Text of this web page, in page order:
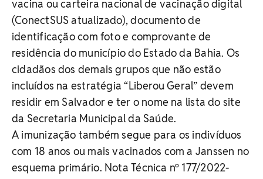
vacina ou carteira nacional de vacinação digital
(ConectSUS atualizado), documento de
identificação com foto e comprovante de
residência do município do Estado da Bahia. Os
cidadãos dos demais grupos que não estão
incluídos na estratégia “Liberou Geral” devem
residir em Salvador e ter o nome na lista do site
da Secretaria Municipal da Saúde.
A imunização também segue para os indivíduos
com 18 anos ou mais vacinados com a Janssen no
esquema primário. Nota Técnica nº 177/2022-